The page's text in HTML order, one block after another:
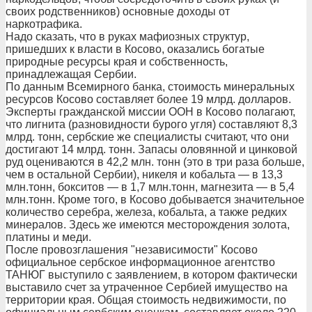
своих родственников) основные доходы от
наркотрафика.
Надо сказать, что в руках мафиозных структур,
пришедших к власти в Косово, оказались богатые
природные ресурсы края и собственность,
принадлежащая Сербии.
По данным Всемирного банка, стоимость минеральных
ресурсов Косово составляет более 19 млрд. долларов.
Эксперты гражданской миссии ООН в Косово полагают,
что лигнита (разновидности бурого угля) составляют 8,3
млрд. тонн, сербские же специалисты считают, что они
достигают 14 млрд. тонн. Запасы оловянной и цинковой
руд оцениваются в 42,2 млн. тонн (это в три раза больше,
чем в остальной Сербии), никеля и кобальта — в 13,3
млн.тонн, бокситов — в 1,7 млн.тонн, магнезита — в 5,4
млн.тонн. Кроме того, в Косово добывается значительное
количество серебра, железа, кобальта, а также редких
минералов. Здесь же имеются месторождения золота,
платины и меди.
После провозглашения "независимости" Косово
официальное сербское информационное агентство
ТАНЮГ выступило с заявлением, в котором фактически
выставило счет за утраченное Сербией имущество на
территории края. Общая стоимость недвижимости, по